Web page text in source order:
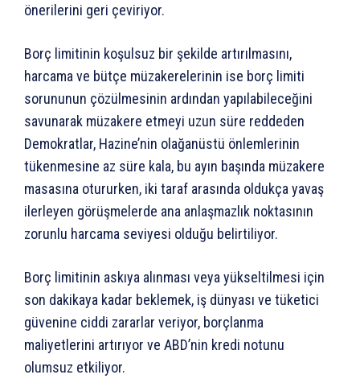
önerilerini geri çeviriyor.
Borç limitinin koşulsuz bir şekilde artırılmasını,
harcama ve bütçe müzakerelerinin ise borç limiti
sorununun çözülmesinin ardından yapılabileceğini
savunarak müzakere etmeyi uzun süre reddeden
Demokratlar, Hazine’nin olağanüstü önlemlerinin
tükenmesine az süre kala, bu ayın başında müzakere
masasına otururken, iki taraf arasında oldukça yavaş
ilerleyen görüşmelerde ana anlaşmazlık noktasının
zorunlu harcama seviyesi olduğu belirtiliyor.
Borç limitinin askıya alınması veya yükseltilmesi için
son dakikaya kadar beklemek, iş dünyası ve tüketici
güvenine ciddi zararlar veriyor, borçlanma
maliyetlerini artırıyor ve ABD’nin kredi notunu
olumsuz etkiliyor.